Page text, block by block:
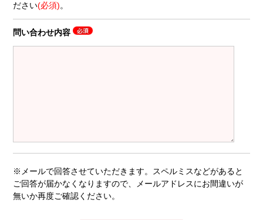
ださい(必須)。
問い合わせ内容
※メールで回答させていただきます。スペルミスなどがあると
ご回答が届かなくなりますので、メールアドレスにお間違いが
無いか再度ご確認ください。